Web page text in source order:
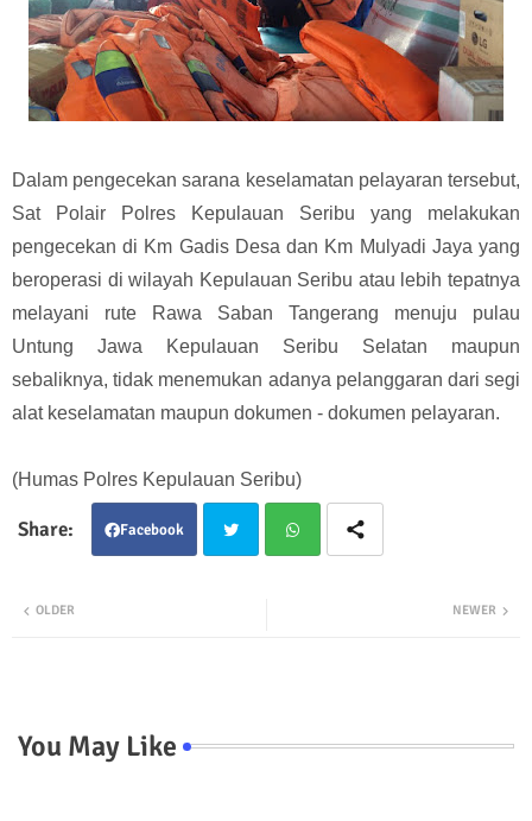
Dalam pengecekan sarana keselamatan pelayaran tersebut,
Sat Polair Polres Kepulauan Seribu yang melakukan
pengecekan di Km Gadis Desa dan Km Mulyadi Jaya yang
beroperasi di wilayah Kepulauan Seribu atau lebih tepatnya
melayani rute Rawa Saban Tangerang menuju pulau
Untung Jawa Kepulauan Seribu Selatan maupun
sebaliknya, tidak menemukan adanya pelanggaran dari segi
alat keselamatan maupun dokumen - dokumen pelayaran.
(Humas Polres Kepulauan Seribu)
Facebook
NEWER
OLDER
You May Like